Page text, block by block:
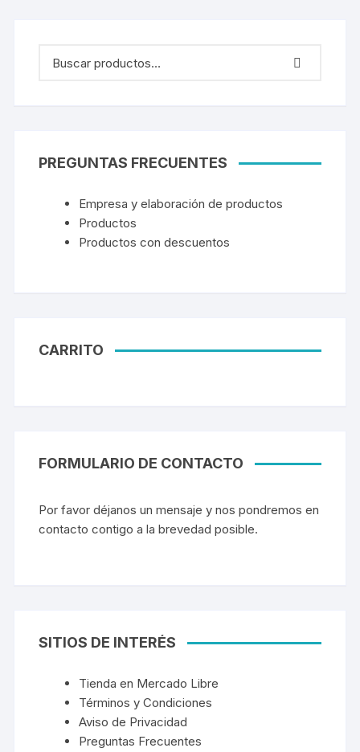
PREGUNTAS FRECUENTES
Empresa y elaboración de productos
Productos
Productos con descuentos
CARRITO
FORMULARIO DE CONTACTO
Por favor déjanos un mensaje y nos pondremos en
contacto contigo a la brevedad posible.
SITIOS DE INTERÉS
Tienda en Mercado Libre
Términos y Condiciones
Aviso de Privacidad
Preguntas Frecuentes